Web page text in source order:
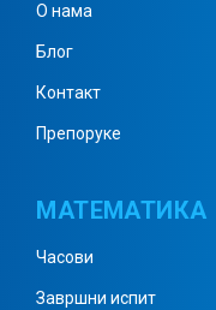
О нама
Блог
Контакт
Препоруке
МАТЕМАТИКА
Часови
Завршни испит